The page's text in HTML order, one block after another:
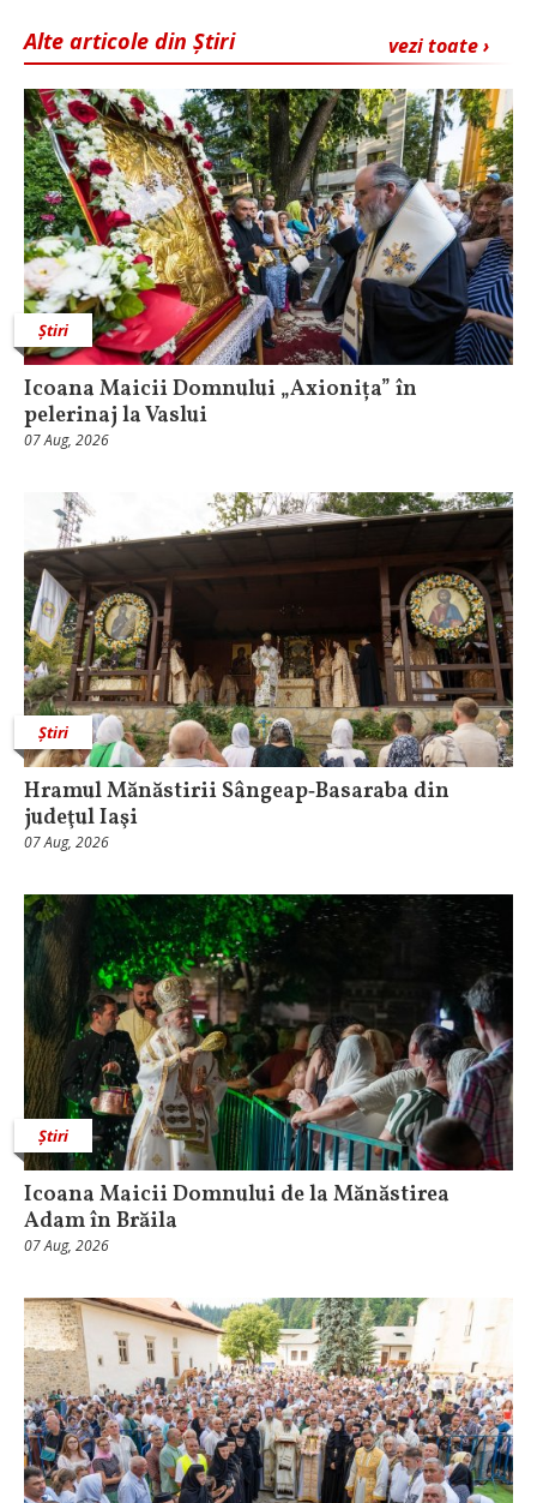
vezi toate ›
Alte articole din Știri
Știri
Icoana Maicii Domnului „Axionița” în
pelerinaj la Vaslui
07 Aug, 2026
Știri
Hramul Mănăstirii Sângeap‑Basaraba din
judeţul Iaşi
07 Aug, 2026
Știri
Icoana Maicii Domnului de la Mănăstirea
Adam în Brăila
07 Aug, 2026